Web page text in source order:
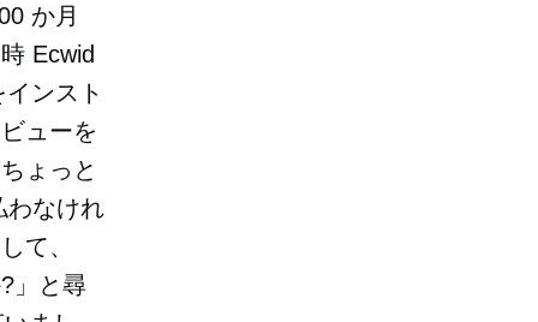
か月
Ecwid
ンスト
ューを
ょっと
わなけれ
て、
」と尋